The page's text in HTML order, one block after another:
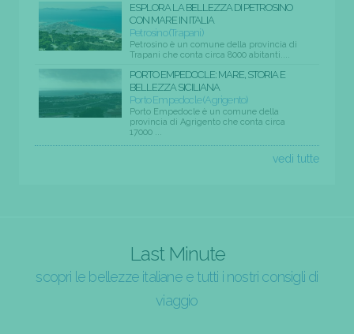
ESPLORA LA BELLEZZA DI PETROSINO
CON MARE IN ITALIA
Petrosino (Trapani)
Petrosino è un comune della provincia di
Trapani che conta circa 8000 abitanti....
PORTO EMPEDOCLE: MARE, STORIA E
BELLEZZA SICILIANA
Porto Empedocle (Agrigento)
Porto Empedocle è un comune della
provincia di Agrigento che conta circa
17000 ...
vedi tutte
Last Minute
scopri le bellezze italiane e tutti i nostri consigli di
viaggio